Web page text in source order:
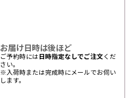
お届け日時は後ほど
ご予約時には 日時指定なしでご注文 くだ
さい。
※入荷時または完成時にメールでお伺い
します。